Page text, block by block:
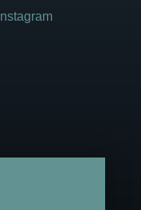
Instagram